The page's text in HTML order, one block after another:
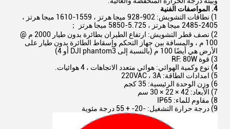
4. المواصفات الفنية
1) نطاقات التشويش: 902-928 ميجا هرتز ، 1559-1610 ميجا هرتز ،
2405-2485 ميجا هرتز ، 5.725-5850 ميجا هرتز ；
2) نصف قطر التشويش: ارتفاع الطيران بطائرة بدون طيار 2000 م @
100 م ، والمسافة بين جهاز التحكم وإسقاط الطائرة بدون طيار على
الأرض هي أيضًا 100 م (بالنسبة إلى DJI phantom3 أو 4)
3) قوة RF: 80W
4) نوع وكمية الهوائي: هوائي متعدد الاتجاهات ، 4 هوائيات.
5) امدادات الطاقة: 220VAC ، 3A
6) وزن الوحدة الرئيسية: 35 كجم
7) الأبعاد: 42 × 22 × 30 سم
8) مقاوم للماء: IP65
9) درجة حرارة التشغيل: -20- + 55 درجة مئوية